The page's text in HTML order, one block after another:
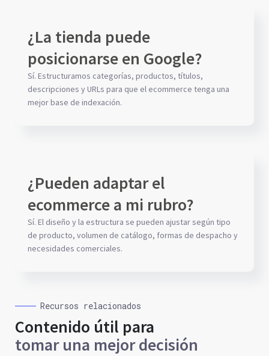
¿La tienda puede
posicionarse en Google?
Sí. Estructuramos categorías, productos, títulos,
descripciones y URLs para que el ecommerce tenga una
mejor base de indexación.
¿Pueden adaptar el
ecommerce a mi rubro?
Sí. El diseño y la estructura se pueden ajustar según tipo
de producto, volumen de catálogo, formas de despacho y
necesidades comerciales.
Recursos relacionados
Contenido útil para
tomar una mejor decisión